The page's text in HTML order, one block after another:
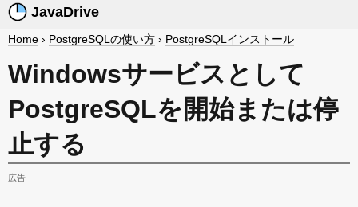
JavaDrive
Home › PostgreSQLの使い方 › PostgreSQLインストール
Windowsサービスとして
PostgreSQLを開始または停
止する
広告